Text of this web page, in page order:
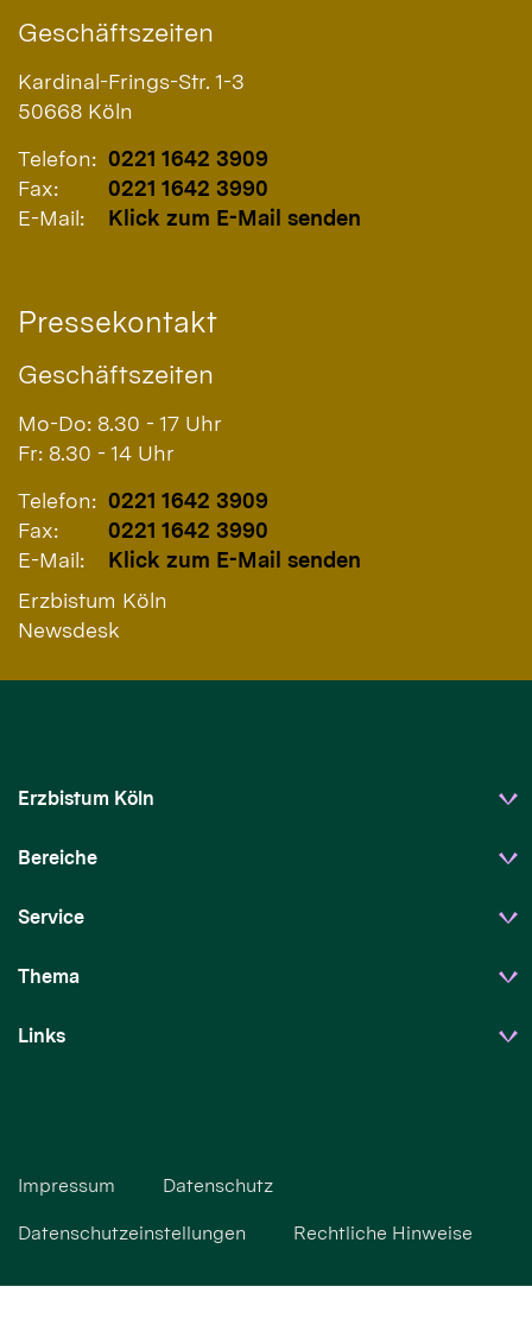
Geschäftszeiten
Kardinal-Frings-Str. 1-3
50668 Köln
Telefon: 0221 1642 3909
Fax:
0221 1642 3990
E-Mail:
Klick zum E-Mail senden
Pressekontakt
Geschäftszeiten
Mo-Do: 8.30 - 17 Uhr
Fr: 8.30 - 14 Uhr
Telefon: 0221 1642 3909
Fax:
0221 1642 3990
E-Mail:
Klick zum E-Mail senden
Erzbistum Köln
Newsdesk
Erzbistum Köln
Bereiche
Service
Thema
Links
Impressum Datenschutz
Datenschutzeinstellungen Rechtliche Hinweise